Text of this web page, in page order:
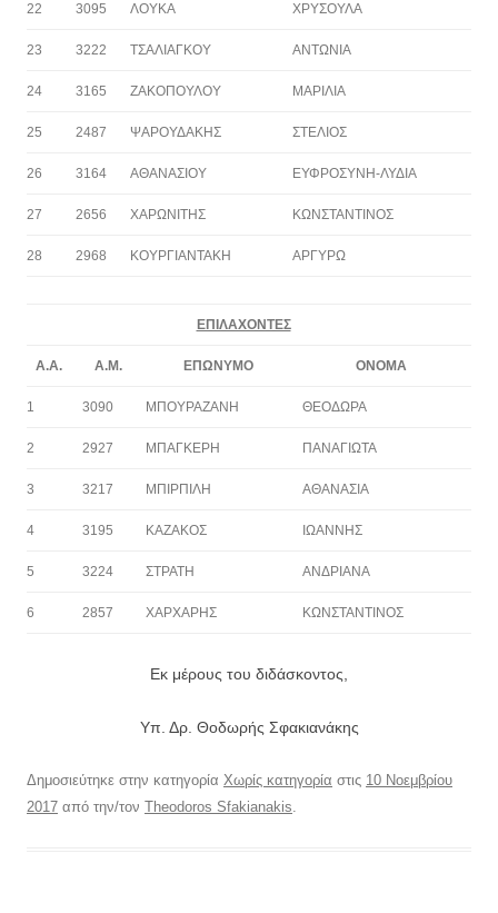
22 3095 ΛΟΥΚΑ ΧΡΥΣΟΥΛΑ
23 3222 ΤΣΑΛΙΑΓΚΟΥ ΑΝΤΩΝΙΑ
24 3165 ΖΑΚΟΠΟΥΛΟΥ ΜΑΡΙΛΙΑ
25 2487 ΨΑΡΟΥΔΑΚΗΣ ΣΤΕΛΙΟΣ
26 3164 ΑΘΑΝΑΣΙΟΥ ΕΥΦΡΟΣΥΝΗ-ΛΥΔΙΑ
27 2656 ΧΑΡΩΝΙΤΗΣ ΚΩΝΣΤΑΝΤΙΝΟΣ
28 2968 ΚΟΥΡΓΙΑΝΤΑΚΗ ΑΡΓΥΡΩ
ΕΠΙΛΑΧΟΝΤΕΣ
Α.Α. Α.Μ. ΕΠΩΝΥΜΟ ΟΝΟΜΑ
1 3090 ΜΠΟΥΡΑΖΑΝΗ ΘΕΟΔΩΡΑ
2 2927 ΜΠΑΓΚΕΡΗ ΠΑΝΑΓΙΩΤΑ
3 3217 ΜΠΙΡΠΙΛΗ ΑΘΑΝΑΣΙΑ
4 3195 ΚΑΖΑΚΟΣ ΙΩΑΝΝΗΣ
5 3224 ΣΤΡΑΤΗ ΑΝΔΡΙΑΝΑ
6 2857 ΧΑΡΧΑΡΗΣ ΚΩΝΣΤΑΝΤΙΝΟΣ
Εκ μέρους του διδάσκοντος,
Υπ. Δρ. Θοδωρής Σφακιανάκης
Δημοσιεύτηκε στην κατηγορία Χωρίς κατηγορία στις 10 Νοεμβρίου
2017 από την/τον Theodoros Sfakianakis.